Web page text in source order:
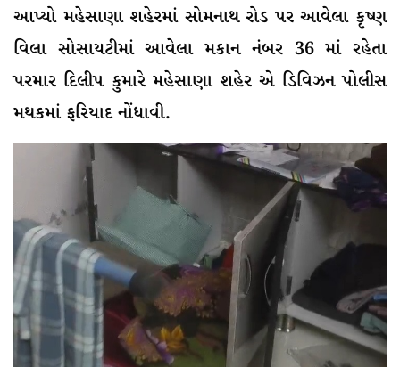
આપ્યો મહેસાણા શહેરમાં સોમનાથ રોડ પર આવેલા કૃષ્ણ
વિલા સોસાયટીમાં આવેલા મકાન નંબર 36 માં રહેતા
પરમાર દિલીપ કુમારે મહેસાણા શહેર એ ડિવિઝન પોલીસ
મથકમાં ફરિયાદ નોંધાવી.